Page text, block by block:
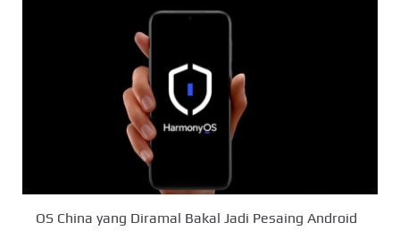
OS China yang Diramal Bakal Jadi Pesaing Android